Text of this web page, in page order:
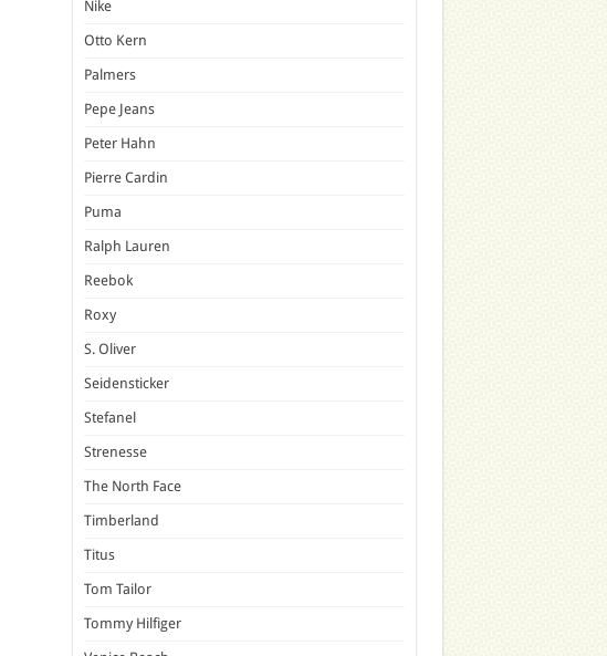
Nike
Otto Kern
Palmers
Pepe Jeans
Peter Hahn
Pierre Cardin
Puma
Ralph Lauren
Reebok
Roxy
S. Oliver
Seidensticker
Stefanel
Strenesse
The North Face
Timberland
Titus
Tom Tailor
Tommy Hilfiger